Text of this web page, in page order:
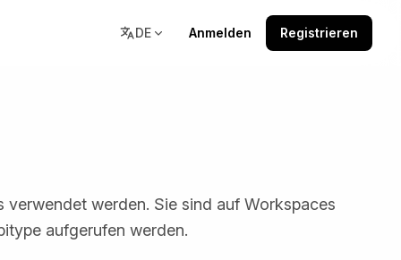
Lernressourcen an einem Ort.
DE Anmelden Registrieren
werden. Sie sind auf Workspaces
aufgerufen werden.